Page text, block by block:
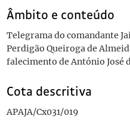
Âmbito e conteúdo
Telegrama do comandante
Perdigão Queiroga de
falecimento de António José
Cota descritiva
APAJA/Cx031/019